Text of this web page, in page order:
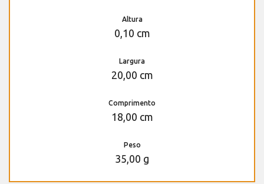
Altura
0,10 cm
Largura
20,00 cm
Comprimento
18,00 cm
Peso
35,00 g